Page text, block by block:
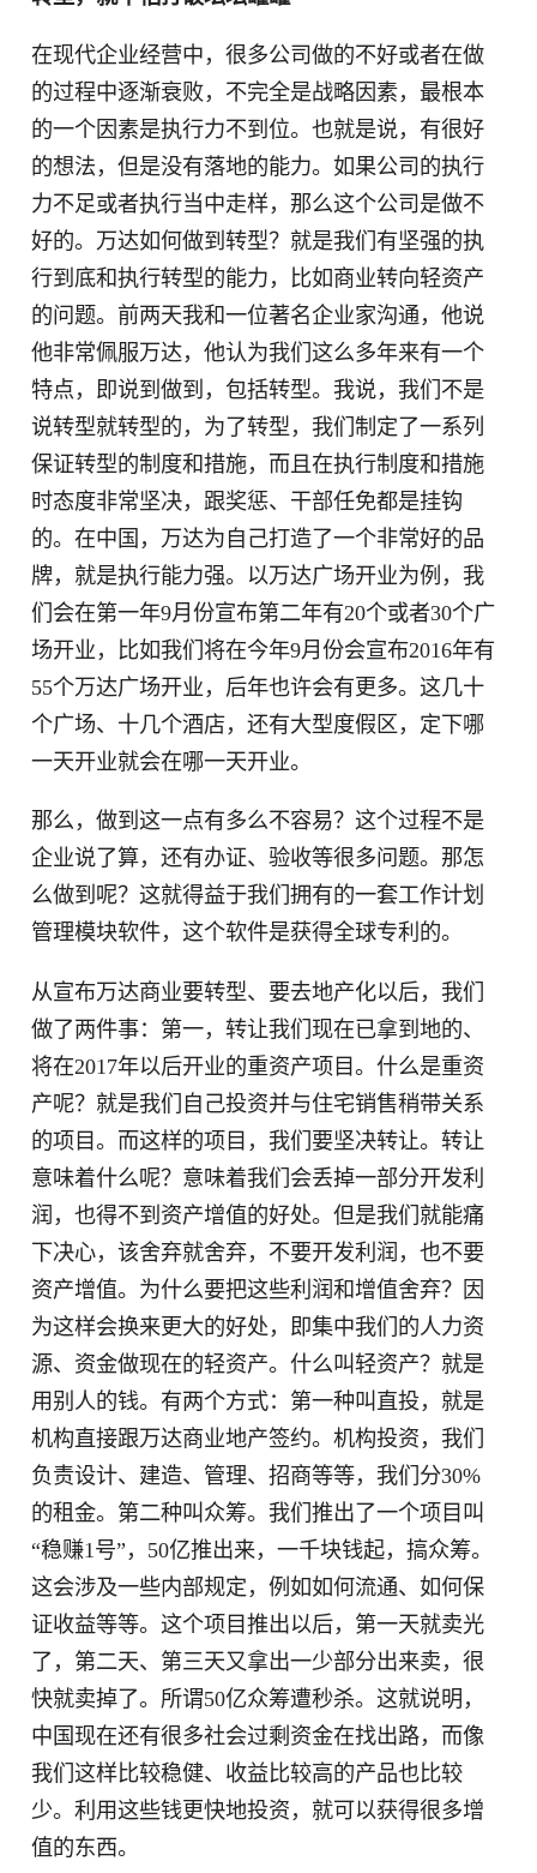
在现代企业经营中，很多公司做的不好或者在做
的过程中逐渐衰败，不完全是战略因素，最根本
的一个因素是执行力不到位。也就是说，有很好
的想法，但是没有落地的能力。如果公司的执行
力不足或者执行当中走样，那么这个公司是做不
好的。万达如何做到转型？就是我们有坚强的执
行到底和执行转型的能力，比如商业转向轻资产
的问题。前两天我和一位著名企业家沟通，他说
他非常佩服万达，他认为我们这么多年来有一个
特点，即说到做到，包括转型。我说，我们不是
说转型就转型的，为了转型，我们制定了一系列
保证转型的制度和措施，而且在执行制度和措施
时态度非常坚决，跟奖惩、干部任免都是挂钩
的。在中国，万达为自己打造了一个非常好的品
牌，就是执行能力强。以万达广场开业为例，我
们会在第一年9月份宣布第二年有20个或者30个广
场开业，比如我们将在今年9月份会宣布2016年有
55个万达广场开业，后年也许会有更多。这几十
个广场、十几个酒店，还有大型度假区，定下哪
一天开业就会在哪一天开业。
那么，做到这一点有多么不容易？这个过程不是
企业说了算，还有办证、验收等很多问题。那怎
么做到呢？这就得益于我们拥有的一套工作计划
管理模块软件，这个软件是获得全球专利的。
从宣布万达商业要转型、要去地产化以后，我们
做了两件事：第一，转让我们现在已拿到地的、
将在2017年以后开业的重资产项目。什么是重资
产呢？就是我们自己投资并与住宅销售稍带关系
的项目。而这样的项目，我们要坚决转让。转让
意味着什么呢？意味着我们会丢掉一部分开发利
润，也得不到资产增值的好处。但是我们就能痛
下决心，该舍弃就舍弃，不要开发利润，也不要
资产增值。为什么要把这些利润和增值舍弃？因
为这样会换来更大的好处，即集中我们的人力资
源、资金做现在的轻资产。什么叫轻资产？就是
用别人的钱。有两个方式：第一种叫直投，就是
机构直接跟万达商业地产签约。机构投资，我们
负责设计、建造、管理、招商等等，我们分30%
的租金。第二种叫众筹。我们推出了一个项目叫
“稳赚1号”，50亿推出来，一千块钱起，搞众筹。
这会涉及一些内部规定，例如如何流通、如何保
证收益等等。这个项目推出以后，第一天就卖光
了，第二天、第三天又拿出一少部分出来卖，很
快就卖掉了。所谓50亿众筹遭秒杀。这就说明，
中国现在还有很多社会过剩资金在找出路，而像
我们这样比较稳健、收益比较高的产品也比较
少。利用这些钱更快地投资，就可以获得很多增
值的东西。